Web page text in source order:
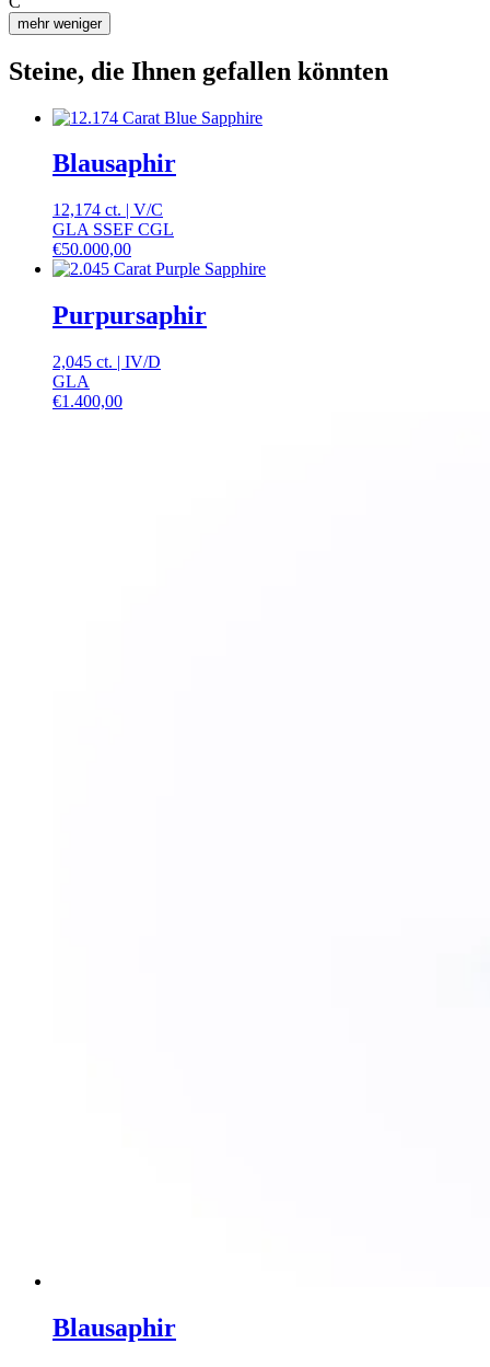
mehr weniger
Steine, die Ihnen gefallen könnten
Blausaphir
12,174 ct. | V/C
GLA SSEF CGL
€50.000,00
Purpursaphir
2,045 ct. | IV/D
GLA
€1.400,00
Blausaphir